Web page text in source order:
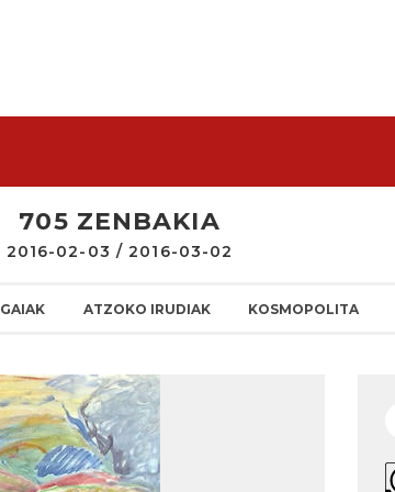
705 ZENBAKIA
2016-02-03 / 2016-03-02
GAIAK ATZOKO IRUDIAK KOSMOPOLITA